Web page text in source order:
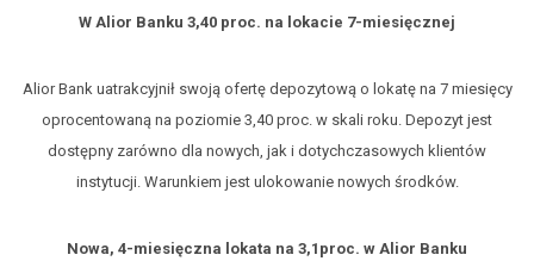
W Alior Banku 3,40 proc. na lokacie 7-miesięcznej
Alior Bank uatrakcyjnił swoją ofertę depozytową o lokatę na 7 miesięcy
oprocentowaną na poziomie 3,40 proc. w skali roku. Depozyt jest
dostępny zarówno dla nowych, jak i dotychczasowych klientów
instytucji. Warunkiem jest ulokowanie nowych środków.
Nowa, 4-miesięczna lokata na 3,1proc. w Alior Banku